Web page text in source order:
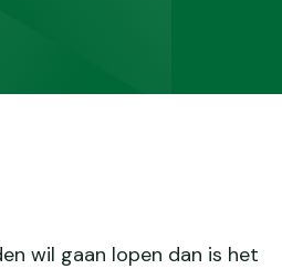
wil gaan lopen dan is het